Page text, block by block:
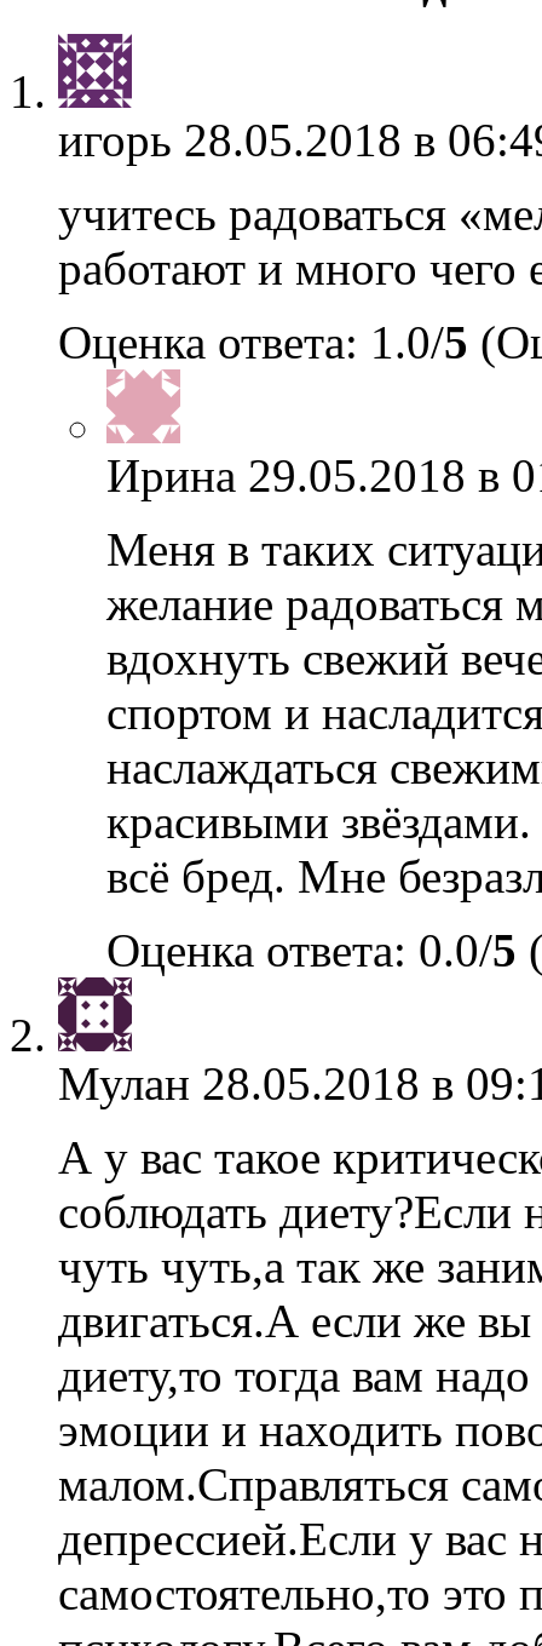
игорь 28.05.2018 в
учитесь радоваться
работают и много чего
Оценка ответа: 1.0/5
Ирина 29.05.2018 в
Меня в таких
желание радоваться
вдохнуть свежий
спортом и
наслаждаться
красивыми
всё бред. Мне
Оценка ответа: 0.0/5
Мулан 28.05.2018 в
А у вас такое
соблюдать диету?Если
чуть чуть,а так же
двигаться.А если же
диету,то тогда вам
эмоции и находить
малом.Справляться
депрессией.Если у вас
самостоятельно,то